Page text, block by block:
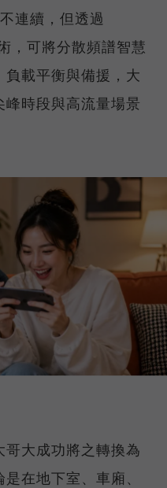
連續，但透過
，可將分散頻譜智慧
載平衡與備援，大
時段與高流量場景
大成功將之轉換為
在地下室、車廂、